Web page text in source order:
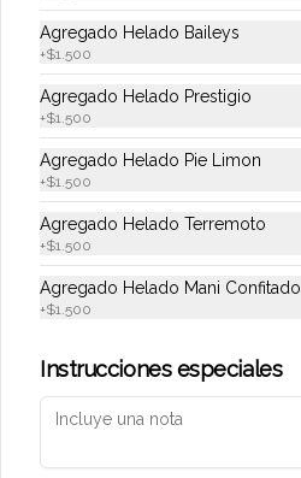
Conócenos
Trabaja con Nosotros
Términos y condiciones
Política de privacidad
Redes sociales
Instagram
Mi cuenta
Iniciar sesión
Agregado Helado Baileys
+$1.500
Agregado Helado Prestigio
+$1.500
Agregado Helado Pie Limon
+$1.500
Agregado Helado Terremoto
+$1.500
Agregado Helado Mani Confitado
+$1.500
Instrucciones especiales